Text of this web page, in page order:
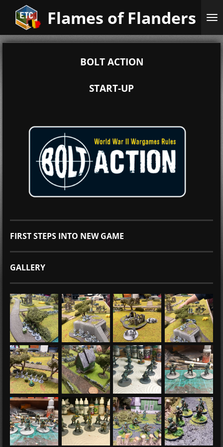
direct
de
Flames of Flanders
BOLT ACTION
START-UP
FIRST STEPS INTO NEW GAME
GALLERY